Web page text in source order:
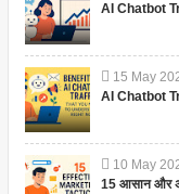
AI Chatbot
15 May
AI Chatbot
10 May
15 आसान और